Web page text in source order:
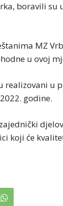
boravili su
MZ
u ovoj
realizovani u
godine.
koji će